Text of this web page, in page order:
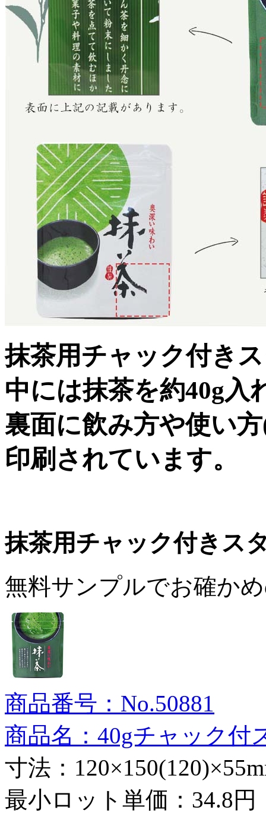
抹茶用チャック付き
中には抹茶を約40g入
裏面に飲み方や使い
印刷されています。
抹茶用チャック付きス
無料サンプルでお確か
商品番号：No.50881
商品名：40gチャック付
寸法：
最小ロット単価： 34.8円